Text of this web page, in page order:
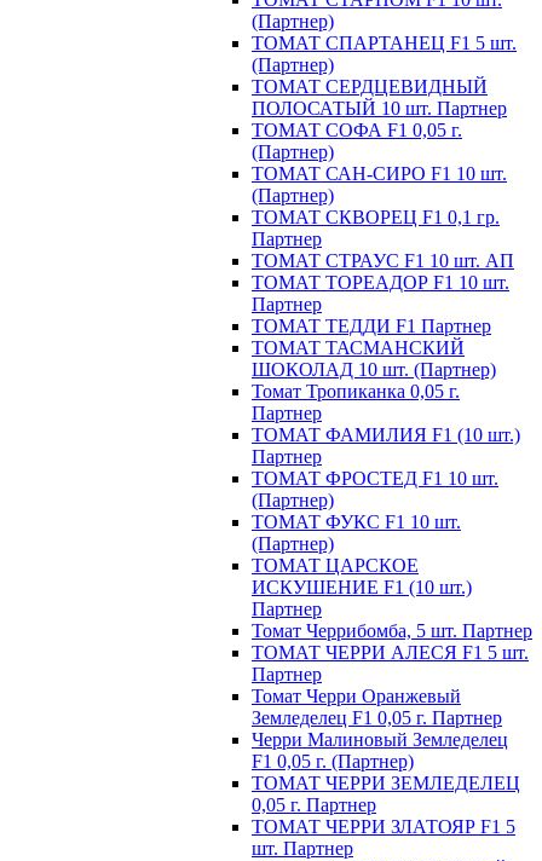
(Партнер)
ТОМАТ СПАРТАНЕЦ F1 5 шт.
(Партнер)
ТОМАТ СЕРДЦЕВИДНЫЙ
ПОЛОСАТЫЙ 10 шт. Партнер
ТОМАТ СОФА F1 0,05 г.
(Партнер)
ТОМАТ САН-СИРО F1 10 шт.
(Партнер)
ТОМАТ СКВОРЕЦ F1 0,1 гр.
Партнер
ТОМАТ СТРАУС F1 10 шт. АП
ТОМАТ ТОРЕАДОР F1 10 шт.
Партнер
ТОМАТ ТЕДДИ F1 Партнер
ТОМАТ ТАСМАНСКИЙ
ШОКОЛАД 10 шт. (Партнер)
Томат Тропиканка 0,05 г.
Партнер
ТОМАТ ФАМИЛИЯ F1 (10 шт.)
Партнер
ТОМАТ ФРОСТЕД F1 10 шт.
(Партнер)
ТОМАТ ФУКС F1 10 шт.
(Партнер)
ТОМАТ ЦАРСКОЕ
ИСКУШЕНИЕ F1 (10 шт.)
Партнер
Томат Черрибомба, 5 шт. Партнер
ТОМАТ ЧЕРРИ АЛЕСЯ F1 5 шт.
Партнер
Томат Черри Оранжевый
Земледелец F1 0,05 г. Партнер
Черри Малиновый Земледелец
F1 0,05 г. (Партнер)
ТОМАТ ЧЕРРИ ЗЕМЛЕДЕЛЕЦ
0,05 г. Партнер
ТОМАТ ЧЕРРИ ЗЛАТОЯР F1 5
шт. Партнер